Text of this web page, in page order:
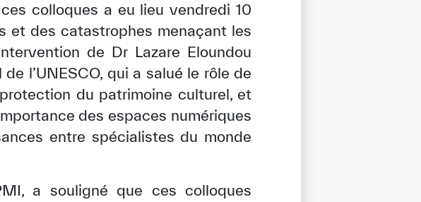
colloques a eu lieu vendredi 10
et des catastrophes menaçant les
de Dr Lazare Eloundou
l’UNESCO, qui a salué le rôle de
du patrimoine culturel, et
des espaces numériques
entre spécialistes du monde
a souligné que ces colloques